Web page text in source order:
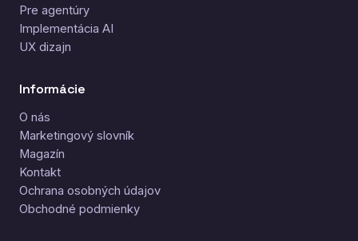
Pre agentúry
Implementácia AI
UX dizajn
Informácie
O nás
Marketingový slovník
Magazín
Kontakt
Ochrana osobných údajov
Obchodné podmienky